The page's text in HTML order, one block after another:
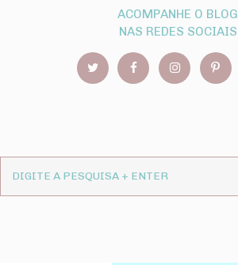
ACOMPANHE O BLOG
NAS REDES SOCIAIS